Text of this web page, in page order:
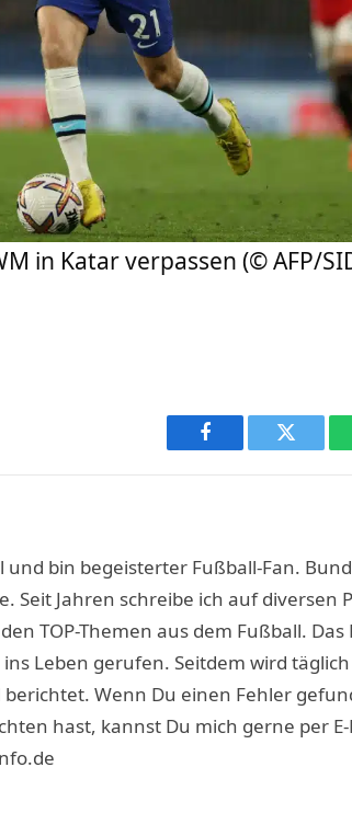
in Katar verpassen (© AFP/
Facebook Twitter
und bin begeisterter Fußball-Fan.
Seit Jahren schreibe ich auf diversen
TOP-Themen aus dem Fußball. Das
Leben gerufen. Seitdem wird
berichtet. Wenn Du einen Fehler
hast, kannst Du mich gerne per